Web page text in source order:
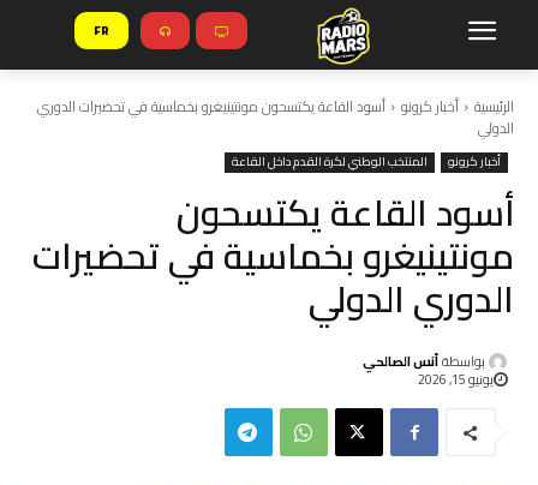
FR
الرئيسية أخبار كرونو أسود القاعة يكتسحون مونتينيغرو بخماسية في تحضيرات الدوري
الدولي
أخبار كرونو المنتخب الوطني لكرة القدم داخل القاعة
أسود القاعة يكتسحون
مونتينيغرو بخماسية في تحضيرات
الدوري الدولي
بواسطةأنس الصالحي
يونيو 15, 2026